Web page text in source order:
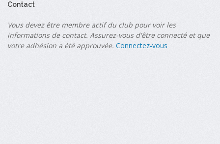
Contact
Vous devez être membre actif du club pour voir les
informations de contact. Assurez-vous d'être connecté et que
votre adhésion a été approuvée. Connectez-vous